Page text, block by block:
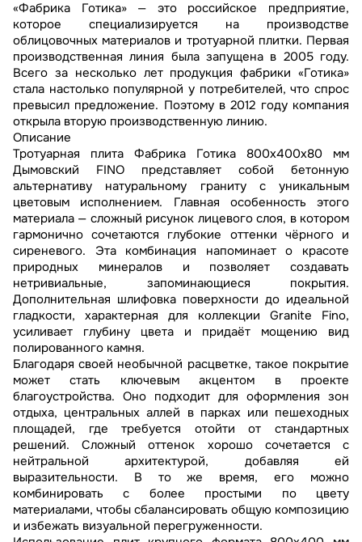
«Фабрика Готика» — это российское предприятие,
которое специализируется на производстве
облицовочных материалов и тротуарной плитки. Первая
производственная линия была запущена в 2005 году.
Всего за несколько лет продукция фабрики «Готика»
стала настолько популярной у потребителей, что спрос
превысил предложение. Поэтому в 2012 году компания
открыла вторую производственную линию.
Описание
Тротуарная плита Фабрика Готика 800х400х80 мм
Дымовский FINO представляет собой бетонную
альтернативу натуральному граниту с уникальным
цветовым исполнением. Главная особенность этого
материала — сложный рисунок лицевого слоя, в котором
гармонично сочетаются глубокие оттенки чёрного и
сиреневого. Эта комбинация напоминает о красоте
природных минералов и позволяет создавать
нетривиальные, запоминающиеся покрытия.
Дополнительная шлифовка поверхности до идеальной
гладкости, характерная для коллекции Granite Fino,
усиливает глубину цвета и придаёт мощению вид
полированного камня.
Благодаря своей необычной расцветке, такое покрытие
может стать ключевым акцентом в проекте
благоустройства. Оно подходит для оформления зон
отдыха, центральных аллей в парках или пешеходных
площадей, где требуется отойти от стандартных
решений. Сложный оттенок хорошо сочетается с
нейтральной архитектурой, добавляя ей
выразительности. В то же время, его можно
комбинировать с более простыми по цвету
материалами, чтобы сбалансировать общую композицию
и избежать визуальной перегруженности.